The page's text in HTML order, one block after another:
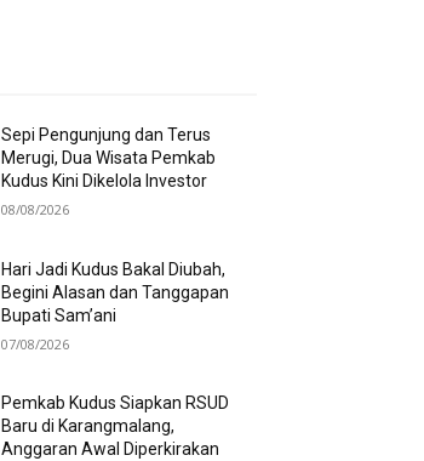
Sepi Pengunjung dan Terus
Merugi, Dua Wisata Pemkab
Kudus Kini Dikelola Investor
08/08/2026
Hari Jadi Kudus Bakal Diubah,
Begini Alasan dan Tanggapan
Bupati Sam’ani
07/08/2026
Pemkab Kudus Siapkan RSUD
Baru di Karangmalang,
Anggaran Awal Diperkirakan